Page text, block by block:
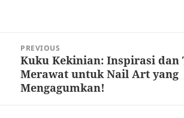
navigation
PREVIOUS
Previous
post:
Kuku Kekinian: Inspirasi dan
Merawat untuk Nail Art yang
Mengagumkan!